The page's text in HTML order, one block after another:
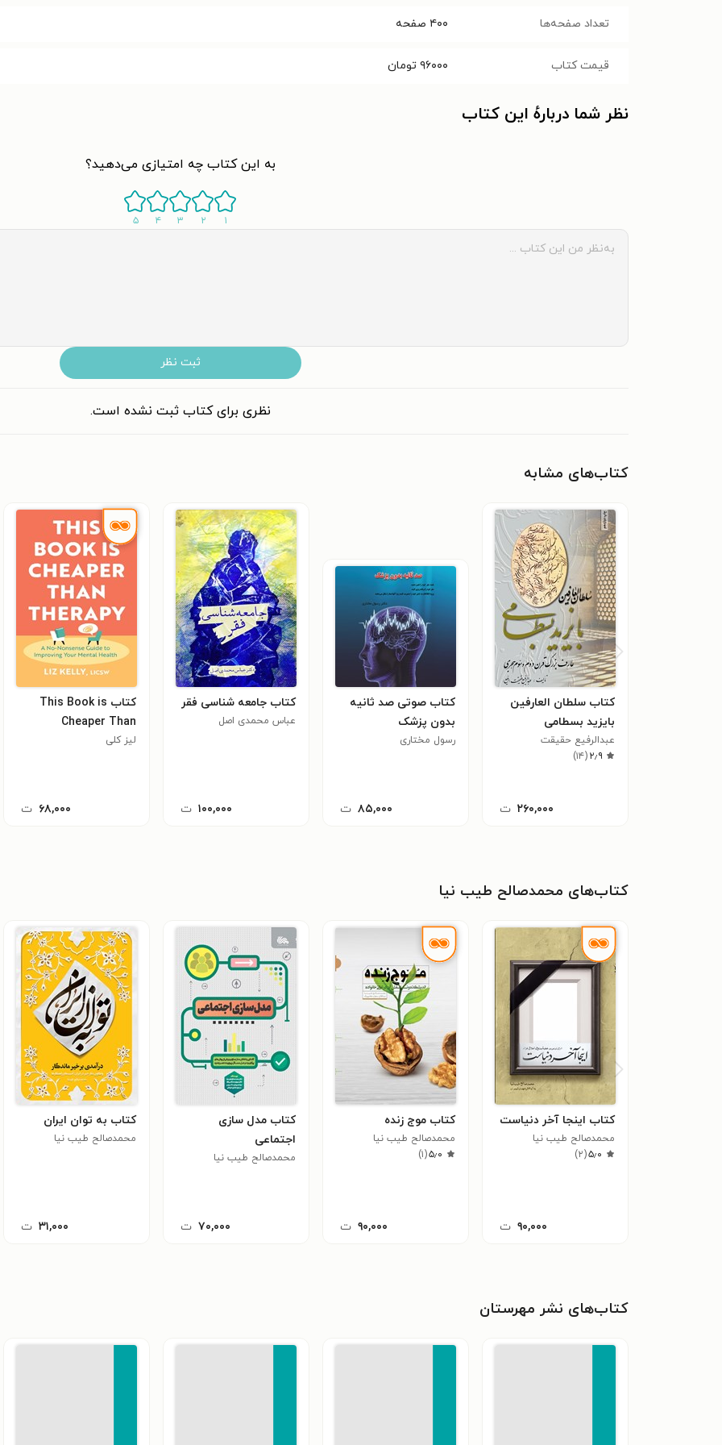
تعداد صفحه‌ها ۴۰۰ صفحه
قیمت کتاب ۹۶۰۰۰ تومان
نظر شما دربارهٔ این کتاب
به این کتاب چه امتیازی می‌دهید؟
۱ ۲ ۳ ۴ ۵
ثبت نظر
نظری برای کتاب ثبت نشده است.
کتاب‌های مشابه
کتاب سلطان العارفین
بایزید بسطامی
عبدالرفیع حقیقت
۲٫۹(۱۴)
۲۶۰,۰۰۰ ت
کتاب صوتی صد ثانیه
بدون پزشک
رسول مختاری
۸۵,۰۰۰ ت
کتاب جامعه شناسی فقر
عباس محمدی اصل
۱۰۰,۰۰۰ ت
کتاب This Book is
Cheaper Than
Therapy
لیز کلی
۶۸,۰۰۰ ت
کتاب‌های محمدصالح طیب نیا
کتاب اینجا آخر دنیاست
محمدصالح طیب نیا
۵٫۰(۲)
۹۰,۰۰۰ ت
کتاب موج زنده
محمدصالح طیب نیا
۵٫۰(۱)
۹۰,۰۰۰ ت
کتاب مدل سازی
اجتماعی
محمدصالح طیب‌ نیا
۷۰,۰۰۰ ت
کتاب به توان ایران
محمدصالح طیب نیا
۳۱,۰۰۰ ت
کتاب‌های نشر مهرستان